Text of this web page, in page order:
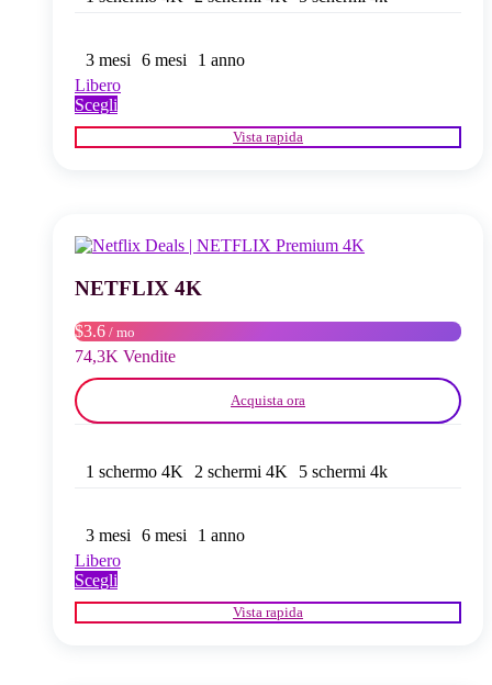
3 mesi 6 mesi
1 anno
Libero
Scegli
prodotto
ha
possono
scelte
nella
pagina
del
prodotto
Vista rapida
NETFLIX 4K
$3.6 / mo
74,3K Vendite
Acquista ora
1 schermo 4K 2 schermi 4K 5 schermi 4k
3 mesi 6 mesi
1 anno
Libero
Scegli
prodotto
ha
Vista rapida